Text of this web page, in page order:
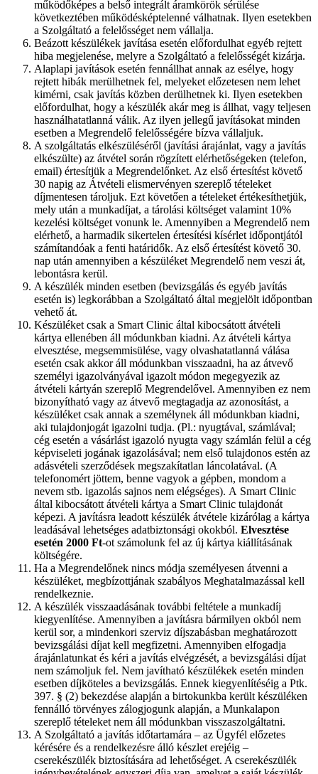
működőképes a belső integrált áramkörök sérülése
következtében működésképtelenné válhatnak. Ilyen esetekben
a Szolgáltató a felelősséget nem vállalja.
Beázott készülékek javítása esetén előfordulhat egyéb rejtett
hiba megjelenése, melyre a Szolgáltató a felelősségét kizárja.
Alaplapi javítások esetén fennállhat annak az esélye, hogy
rejtett hibák merülhetnek fel, melyeket előzetesen nem lehet
kimérni, csak javítás közben derülhetnek ki. Ilyen esetekben
előfordulhat, hogy a készülék akár meg is állhat, vagy teljesen
használhatatlanná válik. Az ilyen jellegű javításokat minden
esetben a Megrendelő felelősségére bízva vállaljuk.
A szolgáltatás elkészüléséről (javítási árajánlat, vagy a javítás
elkészülte) az átvétel során rögzített elérhetőségeken (telefon,
email) értesítjük a Megrendelőnket. Az első értesítést követő
30 napig az Átvételi elismervényen szereplő tételeket
díjmentesen tároljuk. Ezt követően a tételeket értékesíthetjük,
mely után a munkadíjat, a tárolási költséget valamint 10%
kezelési költséget vonunk le. Amennyiben a Megrendelő nem
elérhető, a harmadik sikertelen értesítési kísérlet időpontjától
számítandóak a fenti határidők. Az első értesítést követő 30.
nap után amennyiben a készüléket Megrendelő nem veszi át,
lebontásra kerül.
A készülék minden esetben (bevizsgálás és egyéb javítás
esetén is) legkorábban a Szolgáltató által megjelölt időpontban
vehető át.
Készüléket csak a Smart Clinic által kibocsátott átvételi
kártya ellenében áll módunkban kiadni. Az átvételi kártya
elvesztése, megsemmisülése, vagy olvashatatlanná válása
esetén csak akkor áll módunkban visszaadni, ha az átvevő
személyi igazolványával igazolt módon megegyezik az
átvételi kártyán szereplő Megrendelővel. Amennyiben ez nem
bizonyítható vagy az átvevő megtagadja az azonosítást, a
készüléket csak annak a személynek áll módunkban kiadni,
aki tulajdonjogát igazolni tudja. (Pl.: nyugtával, számlával;
cég esetén a vásárlást igazoló nyugta vagy számlán felül a cég
képviseleti jogának igazolásával; nem első tulajdonos estén az
adásvételi szerződések megszakítatlan láncolatával. (A
telefonomért jöttem, benne vagyok a gépben, mondom a
nevem stb. igazolás sajnos nem elégséges). A Smart Clinic
által kibocsátott átvételi kártya a Smart Clinic tulajdonát
képezi. A javításra leadott készülék átvétele kizárólag a kártya
leadásával lehetséges adatbiztonsági okokból. Elvesztése
esetén 2000 Ft-ot számolunk fel az új kártya kiállításának
költségére.
Ha a Megrendelőnek nincs módja személyesen átvenni a
készüléket, megbízottjának szabályos Meghatalmazással kell
rendelkeznie.
A készülék visszaadásának további feltétele a munkadíj
kiegyenlítése. Amennyiben a javításra bármilyen okból nem
kerül sor, a mindenkori szerviz díjszabásban meghatározott
bevizsgálási díjat kell megfizetni. Amennyiben elfogadja
árajánlatunkat és kéri a javítás elvégzését, a bevizsgálási díjat
nem számoljuk fel. Nem javítható készülékek esetén minden
esetben díjköteles a bevizsgálás. Ennek kiegyenlítéséig a Ptk.
397. § (2) bekezdése alapján a birtokunkba került készüléken
fennálló törvényes zálogjogunk alapján, a Munkalapon
szereplő tételeket nem áll módunkban visszaszolgáltatni.
A Szolgáltató a javítás időtartamára – az Ügyfél előzetes
kérésére és a rendelkezésre álló készlet erejéig –
cserekészülék biztosítására ad lehetőséget. A cserekészülék